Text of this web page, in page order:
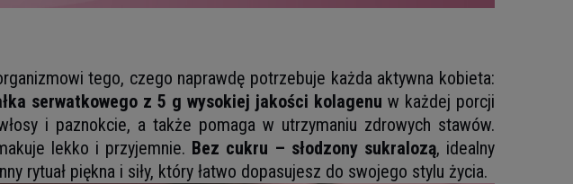
tego, czego naprawdę potrzebuje każda aktywna kobieta:
serwatkowego z 5 g wysokiej jakości kolagenu w każdej porcji
i paznokcie, a także pomaga w utrzymaniu zdrowych stawów.
lekko i przyjemnie. Bez cukru – słodzony sukralozą, idealny
rytuał piękna i siły, który łatwo dopasujesz do swojego stylu życia.